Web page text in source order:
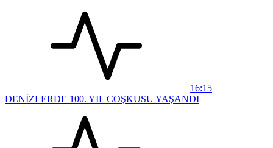
16:15
DENİZLERDE 100. YIL COŞKUSU YAŞANDI